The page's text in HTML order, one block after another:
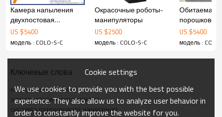
Стыки внутри окрасочной камеры напыления
герметичны, это позволяет быстро очистить
камеру от осевшей порошковой краски. Очистка
сменных фильтров в окрасочной камере
напыления производиться по методу
порошковой краски очистка окрасочной камеры
Предназначена для одно и двухсторонней
окраски изделий, в том числе и длинных
крупносерийного выпуска.
Камера напыления
двухпостовая
проходная COLO-S-
3212
US $5400
модель : COLO-S-C
Окрасочные роботы-
манипуляторы
US $2500
модель : COLO-S-C
Обитаемая
порошковой
COLO-S-3222
US $5400
модель :
Ключевые слова
камера напыления
электростатическая камера
система порошкового нанесения
Cookie settings
We use cookies to provide you with the best possible
experience. They also allow us to analyze user behavior in
order to constantly improve the website for you.